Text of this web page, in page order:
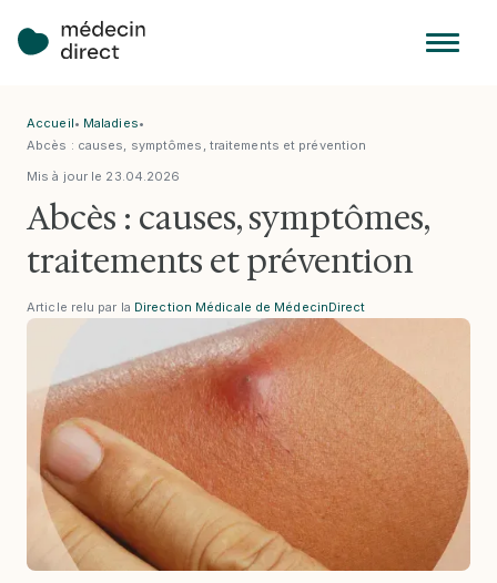
Accueil• Maladies•
Abcès : causes, symptômes, traitements et prévention
Abcès : causes, symptômes,
traitements et prévention
Mis à jour le 23.04.2026
Article relu par la Direction Médicale de MédecinDirect